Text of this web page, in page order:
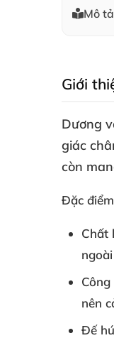
Mô tả
Giới
Dương
giác
còn
Đặc
Chất
nên
Đế